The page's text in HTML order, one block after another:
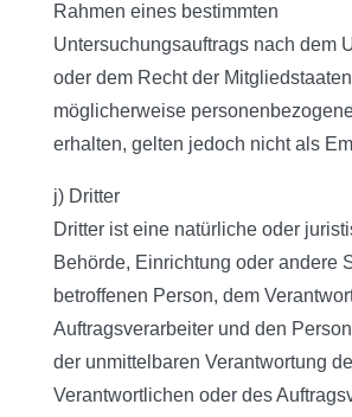
Rahmen eines bestimmten
Untersuchungsauftrags nach dem
oder dem Recht der Mitgliedstaaten
möglicherweise
erhalten, gelten jedoch nicht als
j) Dritter
Dritter ist eine natürliche oder
Behörde, Einrichtung oder andere
betroffenen Person, dem
Auftragsverarbeiter und den
der unmittelbaren Verantwortung
Verantwortlichen oder des